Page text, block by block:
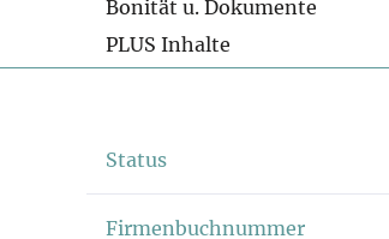
Bonität u. Dokumente
PLUS Inhalte
Status
Firmenbuchnummer